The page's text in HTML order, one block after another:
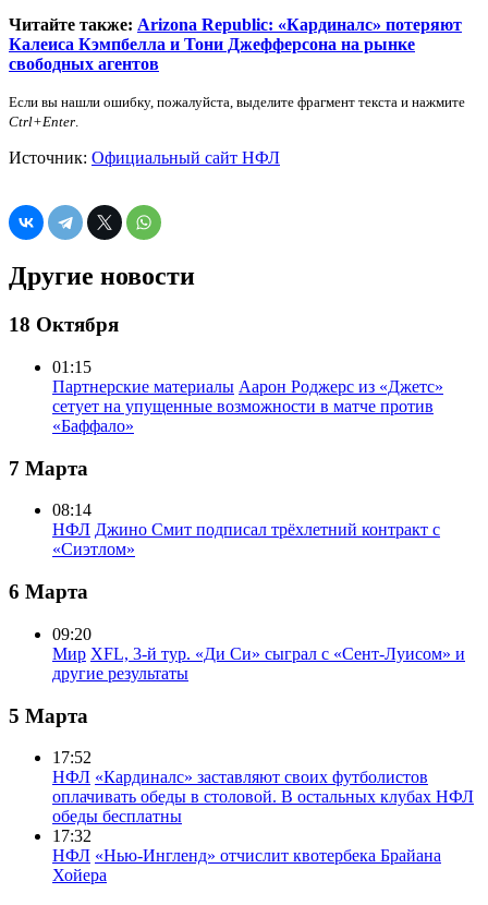
Читайте также: Arizona Republic: «Кардиналс» потеряют
Калеиса Кэмпбелла и Тони Джефферсона на рынке
свободных агентов
Если вы нашли ошибку, пожалуйста, выделите фрагмент текста и нажмите
Ctrl+Enter.
Источник: Официальный сайт НФЛ
Другие новости
18 Октября
01:15
Партнерские материалы Аарон Роджерс из «Джетс»
сетует на упущенные возможности в матче против
«Баффало»
7 Марта
08:14
НФЛ Джино Смит подписал трёхлетний контракт с
«Сиэтлом»
6 Марта
09:20
Мир XFL, 3-й тур. «Ди Си» сыграл с «Сент-Луисом» и
другие результаты
5 Марта
17:52
НФЛ «Кардиналс» заставляют своих футболистов
оплачивать обеды в столовой. В остальных клубах НФЛ
обеды бесплатны
17:32
НФЛ «Нью-Ингленд» отчислит квотербека Брайана
Хойера